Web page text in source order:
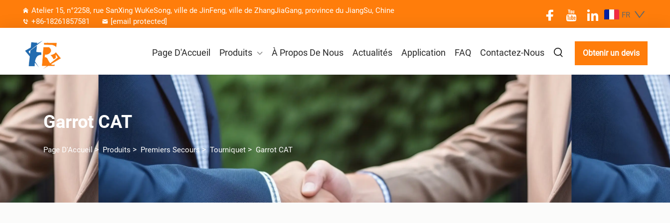
Atelier 15, n°2258, rue SanXing WuKeSong, ville de JinFeng, ville de ZhangJiaGang, province du JiangSu, Chine
+86-18261857581
[email protected]
FR
Page D'Accueil Produits À Propos De Nous Actualités Application FAQ Contactez-Nous Obtenir un devis
Garrot CAT
Page D'Accueil> Produits > Premiers Secours>Tourniquet > Garrot CAT